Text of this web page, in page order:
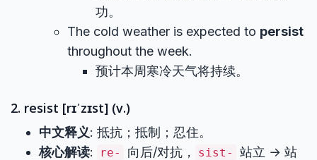
功。
The cold weather is expected to persist
throughout the week.
预计本周寒冷天气将持续。
2. resist [rɪˈzɪst] (v.)
中文释义: 抵抗；抵制；忍住。
核心解读: re- 向后/对抗， sist-
站立 → 站